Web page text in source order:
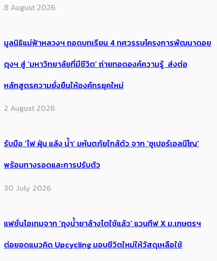
8 August 2026
มูลนิธิแม่ฟ้าหลวงฯ ถอดบทเรียน 4 ทศวรรษโครงการพัฒนาดอย
ตุงฯ สู่ ‘มหาวิทยาลัยที่มีชีวิต’ ถ่ายทอดองค์ความรู้ ส่งต่อ
หลักสูตรความยั่งยืนให้องค์กรยุคใหม่
2 August 2026
รับมือ ‘ไฟ ฝุ่น แล้ง น้ำ’ มหันตภัยใกล้ตัว จาก ‘ซูเปอร์เอลนีโญ’
พร้อมทางรอดและการปรับตัว
30 July 2026
แฟชั่นไอเทมจาก ‘ถุงน้ำยาล้างไตใช้แล้ว’ แวนทีฟ X ม.เกษตรฯ
ต่อยอดแนวคิด Upcycling มอบชีวิตใหม่ให้วัสดุเหลือใช้